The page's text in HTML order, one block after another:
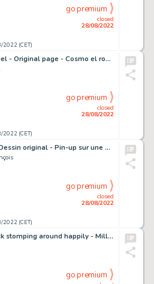
(CET)
closed
28/08/2022
go premium
Torres, Daniel - Original page - Cosmo el robot - Cosmo tiene sueÃ±o - (2001)
(CET)
closed
28/08/2022
go premium
Walthéry - Dessin original - Pin-up sur une moto - Les Camas du Café Braham - (2004)
(CET)
closed
28/08/2022
go premium
Donald Duck stomping around happily - Millet - Original drawing - Size: 23 x 34 cm.
go premium